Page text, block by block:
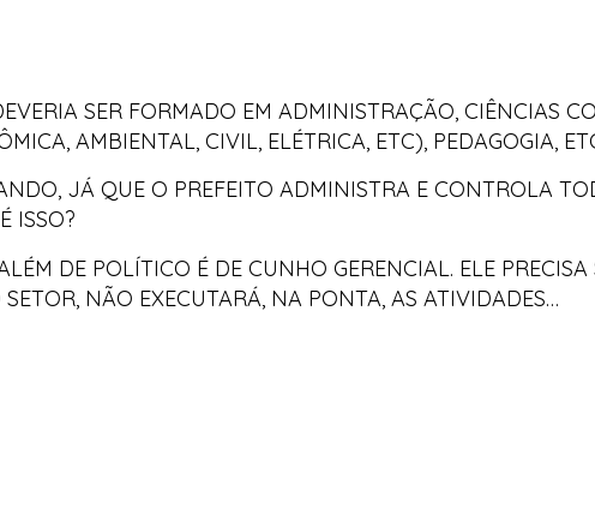
SER FORMADO EM ADMINISTRAÇÃO, CIÊNCIAS
AMBIENTAL, CIVIL, ELÉTRICA, ETC), PEDAGOGIA,
JÁ QUE O PREFEITO ADMINISTRA E CONTROLA
ISSO?
DE POLÍTICO É DE CUNHO GERENCIAL. ELE
NÃO EXECUTARÁ, NA PONTA, AS ATIVIDADES…